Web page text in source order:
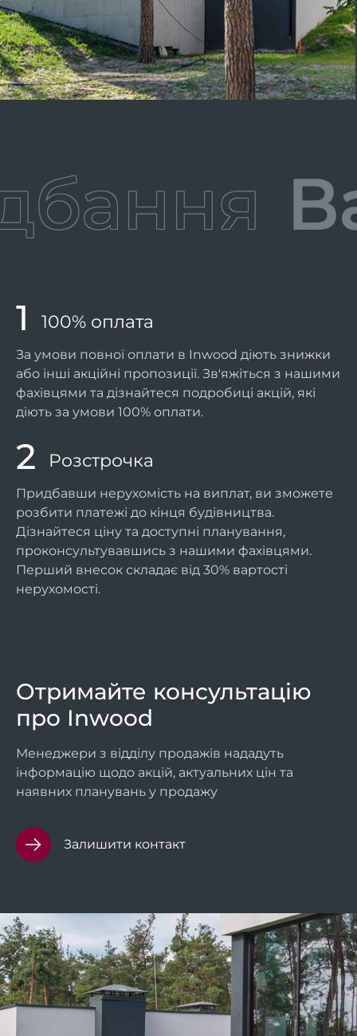
100% оплата
За умови повної оплати в Inwood діють знижки
або інші акційні пропозиції. Зв'яжіться з нашими
фахівцями та дізнайтеся подробиці акцій, які
діють за умови 100% оплати.
Розстрочка
Придбавши нерухомість на виплат, ви зможете
розбити платежі до кінця будівництва.
Дізнайтеся ціну та доступні планування,
проконсультувавшись з нашими фахівцями.
Перший внесок складає від 30% вартості
нерухомості.
Отримайте консультацію
про Inwood
Менеджери з відділу продажів нададуть
інформацію щодо акцій, актуальних цін та
наявних планувань у продажу
Залишити контакт